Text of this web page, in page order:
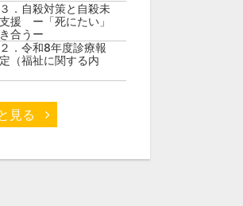
和6年度 院長・幹部職
セミナー
．自殺対策と自殺未
援 ー「死にたい」
合うー
．令和8年度診療報
（福祉に関する内
見る